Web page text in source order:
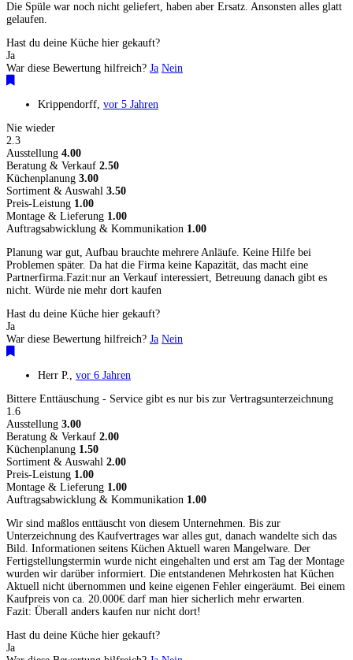
Die Spüle war noch nicht geliefert, haben aber Ersatz. Ansonsten alles glatt
gelaufen.
Hast du deine Küche hier gekauft?
Ja
War diese Bewertung hilfreich? Ja Nein
Krippendorff, vor 5 Jahren
Nie wieder
2.3
Ausstellung 4.00
Beratung & Verkauf 2.50
Küchenplanung 3.00
Sortiment & Auswahl 3.50
Preis-Leistung 1.00
Montage & Lieferung 1.00
Auftragsabwicklung & Kommunikation 1.00
Planung war gut, Aufbau brauchte mehrere Anläufe. Keine Hilfe bei
Problemen später. Da hat die Firma keine Kapazität, das macht eine
Partnerfirma.Fazit:nur an Verkauf interessiert, Betreuung danach gibt es
nicht. Würde nie mehr dort kaufen
Hast du deine Küche hier gekauft?
Ja
War diese Bewertung hilfreich? Ja Nein
Herr P., vor 6 Jahren
Bittere Enttäuschung - Service gibt es nur bis zur Vertragsunterzeichnung
1.6
Ausstellung 3.00
Beratung & Verkauf 2.00
Küchenplanung 1.50
Sortiment & Auswahl 2.00
Preis-Leistung 1.00
Montage & Lieferung 1.00
Auftragsabwicklung & Kommunikation 1.00
Wir sind maßlos enttäuscht von diesem Unternehmen. Bis zur
Unterzeichnung des Kaufvertrages war alles gut, danach wandelte sich das
Bild. Informationen seitens Küchen Aktuell waren Mangelware. Der
Fertigstellungstermin wurde nicht eingehalten und erst am Tag der Montage
wurden wir darüber informiert. Die entstandenen Mehrkosten hat Küchen
Aktuell nicht übernommen und keine eigenen Fehler eingeräumt. Bei einem
Kaufpreis von ca. 20.000€ darf man hier sicherlich mehr erwarten.
Fazit: Überall anders kaufen nur nicht dort!
Hast du deine Küche hier gekauft?
Ja